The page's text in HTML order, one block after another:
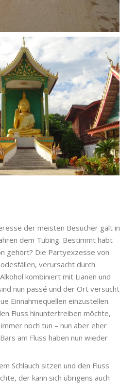
der meisten Besucher galt in
dem Tubing. Bestimmt habt
gehört? Die Partyexzesse von
verursacht durch
kombiniert mit Lianen und
nun passé und der Ort versucht
Einnahmequellen einzustellen.
Fluss hinuntertreiben möchte,
noch tun – nun aber eher
am Fluss haben nun wieder
Schlauch sitzen und den Fluss
der kann sich übrigens auch